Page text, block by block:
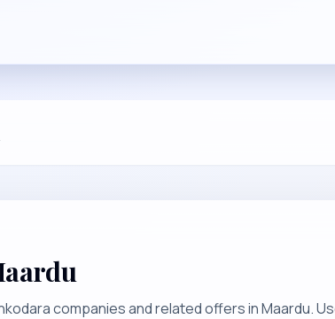
companies and related offers in Maardu.